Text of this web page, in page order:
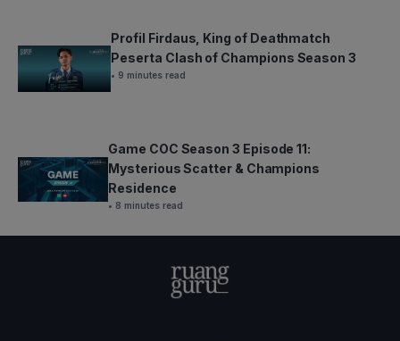
Profil Firdaus, King of Deathmatch
Peserta Clash of Champions Season 3
• 9 minutes read
Game COC Season 3 Episode 11:
Mysterious Scatter & Champions
Residence
• 8 minutes read